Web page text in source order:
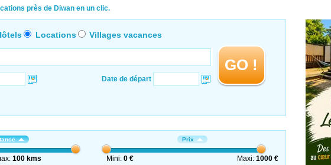
près de Diwan en un clic.
Locations Villages vacances
Date de départ
GO !
100 kms
Prix
Mini: 0 € Maxi:1000 €